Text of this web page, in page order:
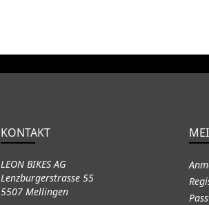
KONTAKT
LEON BIKES AG
Lenzburgerstrasse 55
5507 Mellingen